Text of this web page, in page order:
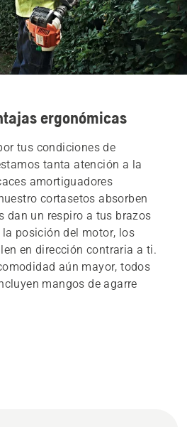
ergonómicas
tus condiciones de
tanta atención a la
amortiguadores
cortasetos absorben
dan un respiro a tus brazos
posición del motor, los
en dirección contraria a ti.
aún mayor, todos
mangos de agarre